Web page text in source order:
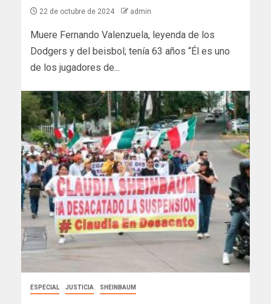
22 de octubre de 2024 admin
Muere Fernando Valenzuela, leyenda de los
Dodgers y del beisbol; tenía 63 años “Él es uno
de los jugadores de...
ESPECIAL JUSTICIA SHEINBAUM